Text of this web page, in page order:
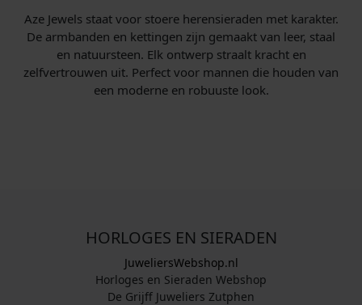
Aze Jewels staat voor stoere heren­sieraden met karakter.
De armbanden en kettingen zijn gemaakt van leer, staal
en natuursteen. Elk ontwerp straalt kracht en
zelfvertrouwen uit. Perfect voor mannen die houden van
een moderne en robuuste look.
HORLOGES EN SIERADEN
JuweliersWebshop.nl
Horloges en Sieraden Webshop
De Grijff Juweliers Zutphen